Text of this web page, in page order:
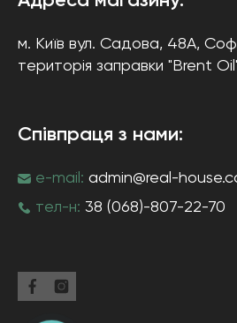
м. Київ вул. Садова, 48А,
територія заправки "Brent
Співпраця з нами:
e-mail: admin@real-
тел-н: 38 (068)-807-22-70